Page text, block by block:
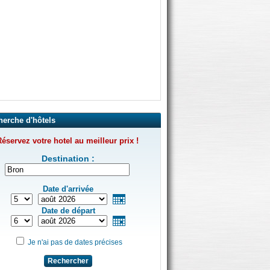
d'hôtels
votre hotel au meilleur prix !
Destination :
Date d'arrivée
Date de départ
Je n'ai pas de dates précises
Rechercher